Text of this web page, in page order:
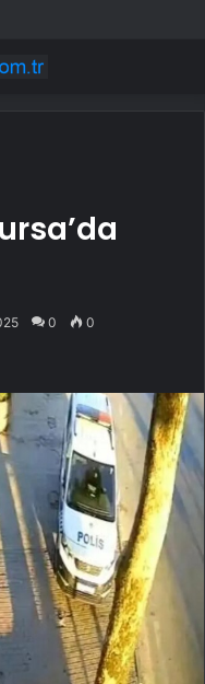
Getirildi
0 0